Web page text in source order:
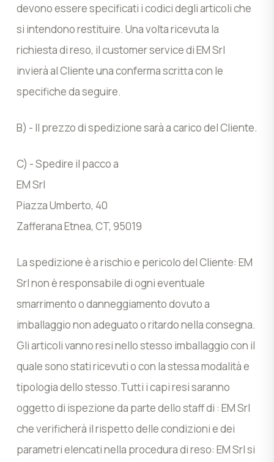
devono essere specificati i codici degli articoli che
si intendono restituire. Una volta ricevuta la
richiesta di reso, il customer service di EM Srl
invierà al Cliente una conferma scritta con le
specifiche da seguire.
B) - Il prezzo di spedizione sarà a carico del Cliente.
C) - Spedire il pacco a
EM Srl
Piazza Umberto, 40
Zafferana Etnea, CT, 95019
La spedizione è a rischio e pericolo del Cliente: EM
Srl non è responsabile di ogni eventuale
smarrimento o danneggiamento dovuto a
imballaggio non adeguato o ritardo nella consegna.
Gli articoli vanno resi nello stesso imballaggio con il
quale sono stati ricevuti o con la stessa modalità e
tipologia dello stesso.Tutti i capi resi saranno
oggetto di ispezione da parte dello staff di : EM Srl
che verificherà il rispetto delle condizioni e dei
parametri elencati nella procedura di reso: EM Srl si